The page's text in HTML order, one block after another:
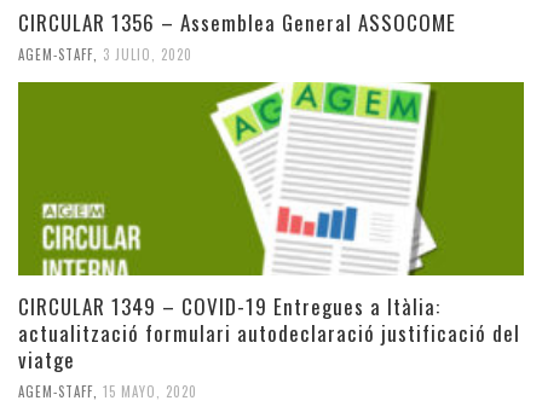
CIRCULAR 1356 – Assemblea General ASSOCOME
AGEM-STAFF 3 JULIO, 2020
CIRCULAR 1349 – COVID-19 Entregues a Itàlia:
actualització formulari autodeclaració justificació del
viatge
AGEM-STAFF 15 MAYO, 2020